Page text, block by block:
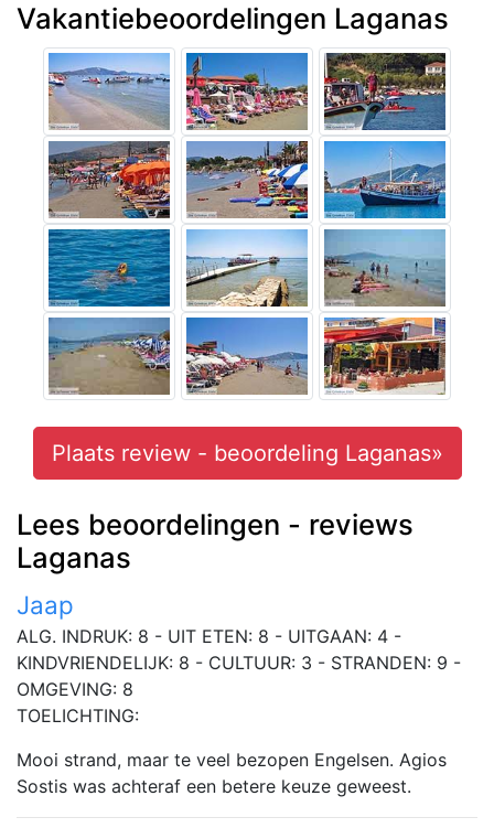
Vakantiebeoordelingen Laganas
Plaats review - beoordeling Laganas»
Lees beoordelingen - reviews
Laganas
Jaap
ALG. INDRUK: 8 - UIT ETEN: 8 - UITGAAN: 4 -
KINDVRIENDELIJK: 8 - CULTUUR: 3 - STRANDEN: 9 -
OMGEVING: 8
TOELICHTING:
Mooi strand, maar te veel bezopen Engelsen. Agios
Sostis was achteraf een betere keuze geweest.